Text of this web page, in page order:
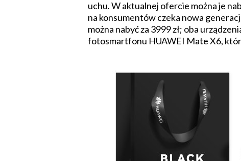
uchu. W aktualnej ofercie można je
na konsumentów czeka nowa
można nabyć za 3999 zł; oba
fotosmartfonu HUAWEI Mate X6,